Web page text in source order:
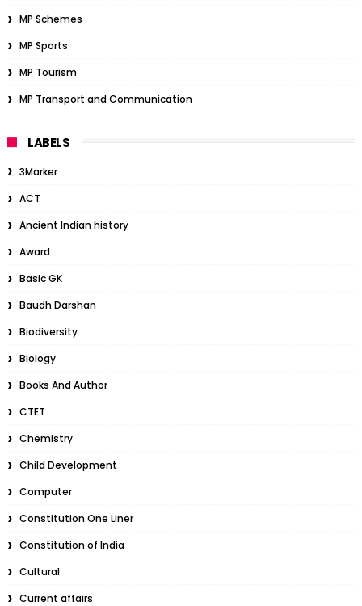
MP Schemes
MP Sports
MP Tourism
MP Transport and Communication
LABELS
3Marker
ACT
Ancient Indian history
Award
Basic GK
Baudh Darshan
Biodiversity
Biology
Books And Author
CTET
Chemistry
Child Development
Computer
Constitution One Liner
Constitution of India
Cultural
Current affairs